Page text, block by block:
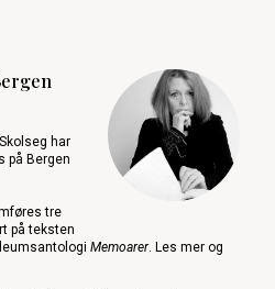
har
på Bergen
tre
på teksten
Memoarer. Les mer og